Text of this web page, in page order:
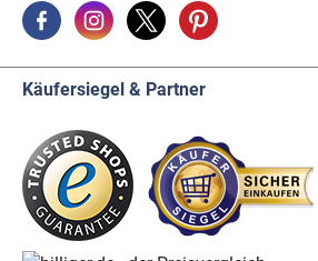
Käufersiegel & Partner